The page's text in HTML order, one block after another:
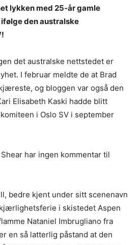
lykken med 25-år gamle
den australske
det australske nettstedet er
I februar meldte de at Brad
og bloggen var også den
Elisabeth Kaski hadde blitt
i Oslo SV i september
har ingen kommentar til
bedre kjent under sitt scenenavn
i skistedet Aspen
Nataniel Imbrugliano fra
en så latterlig påstand at den